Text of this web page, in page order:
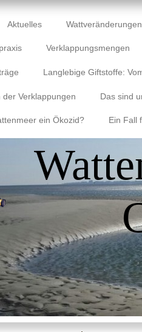
Aktuelles Wattveränderungen
Verklappungsmengen
Langlebige Giftstoffe:
der Verklappungen Das sind
ein Ökozid? Ein Fall